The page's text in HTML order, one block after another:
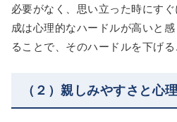
必要がなく、思い立った時にす
成は心理的なハードルが高いと
ることで、そのハードルを下げ
（２）親しみやすさと心